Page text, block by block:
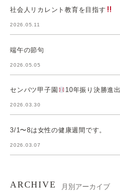
社会人リカレント教育を目指す
2026.05.11
端午の節句
2026.05.05
センバツ甲子園 10年振り決勝進出
2026.03.30
3/1〜8は女性の健康週間です。
2026.03.07
ARCHIVE 月別アーカイブ